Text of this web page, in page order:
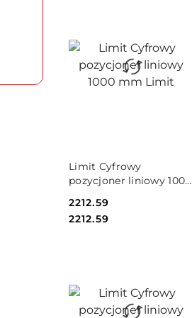
Limit Cyfrowy
pozycjoner liniowy 1000
Cena:
2212.59
Cena:
2212.59
DO KOSZYKA